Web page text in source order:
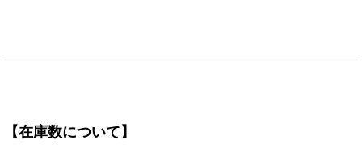
【在庫数について】